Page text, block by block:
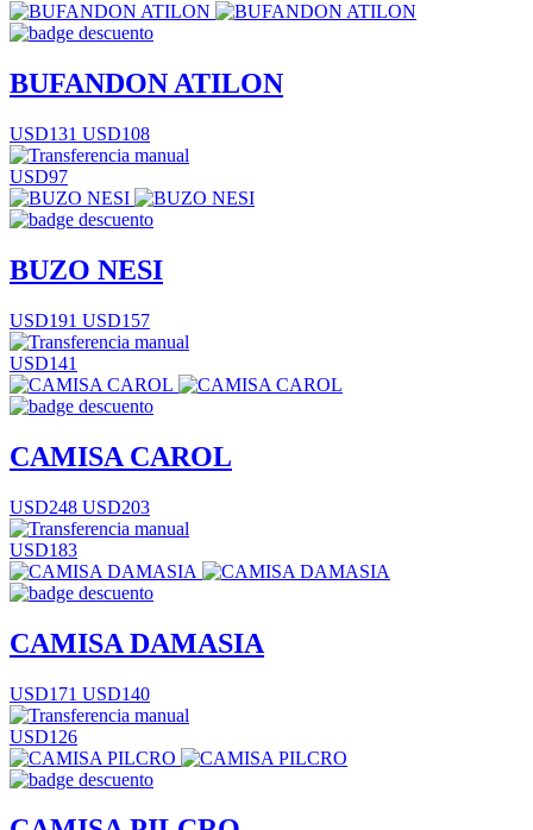
BUFANDON ATILON
USD131 USD108
USD97
BUZO NESI
USD191 USD157
USD141
CAMISA CAROL
USD248 USD203
USD183
CAMISA DAMASIA
USD171 USD140
USD126